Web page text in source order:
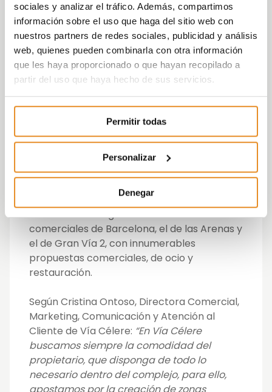
sociales y analizar el tráfico. Además, compartimos
información sobre el uso que haga del sitio web con
nuestros partners de redes sociales, publicidad y análisis
web, quienes pueden combinarla con otra información
que les haya proporcionado o que hayan recopilado a
partir del uso que haya hecho de sus servicios.
Permitir todas
Personalizar
Denegar
Otra de las novedades del residencial, es su
gimnasio equipado para hacer deporte y
mantenerte en forma sin salir de casa con
máquinas de última generación como cinta
para correr, zona de descanso y pista de
pádel para compartir divertidos momentos
con familiares y amigos.
Todo ello, en una privilegiada ubicación
entre dos de los grandes centros
comerciales de Barcelona, el de las Arenas y
el de Gran Vía 2, con innumerables
propuestas comerciales, de ocio y
restauración.
Según Cristina Ontoso, Directora Comercial,
Marketing, Comunicación y Atención al
Cliente de Vía Célere: “En Vía Célere
buscamos siempre la comodidad del
propietario, que disponga de todo lo
necesario dentro del complejo, para ello,